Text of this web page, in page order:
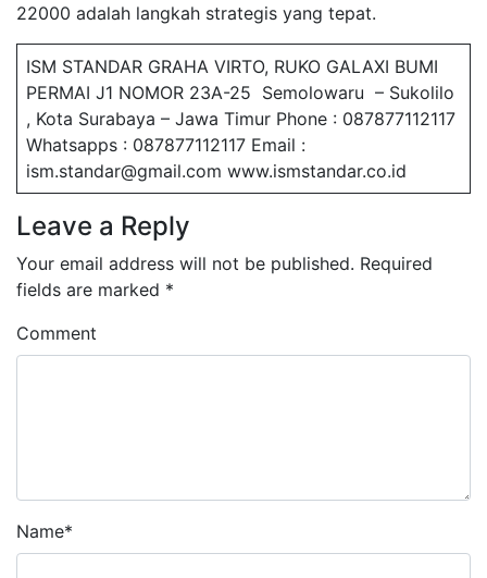
22000 adalah langkah strategis yang tepat.
ISM STANDAR GRAHA VIRTO, RUKO GALAXI BUMI
PERMAI J1 NOMOR 23A-25 Semolowaru – Sukolilo
, Kota Surabaya – Jawa Timur Phone : 087877112117
Whatsapps : 087877112117 Email :
ism.standar@gmail.com www.ismstandar.co.id
Leave a Reply
Your email address will not be published. Required
fields are marked *
Comment
Name*